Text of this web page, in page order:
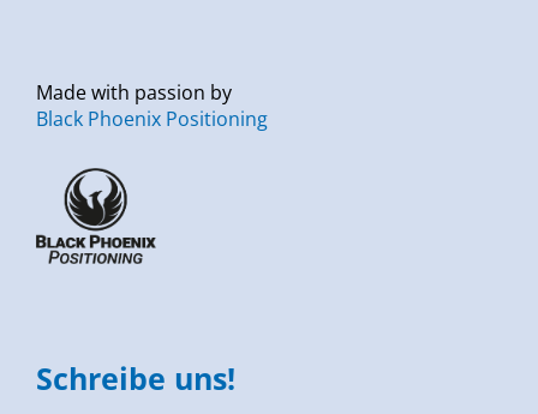
Made with passion by
Black Phoenix Positioning
Schreibe uns!